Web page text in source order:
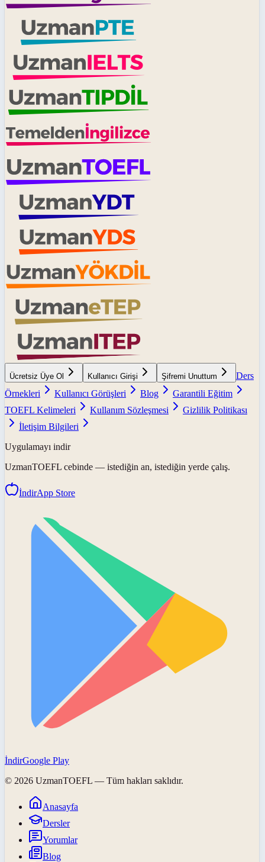
Ücretsiz Üye Ol Kullanıcı Girişi Şifremi Unuttum
Ders
Örnekleri
Kullanıcı Görüşleri Blog
Garantili Eğitim
TOEFL Kelimeleri
Kullanım Sözleşmesi
Gizlilik Politikası
İletişim Bilgileri
Uygulamayı indir
UzmanTOEFL cebinde — istediğin an, istediğin yerde çalış.
İndirApp Store
İndirGoogle Play
© 2026 UzmanTOEFL — Tüm hakları saklıdır.
Anasayfa
Dersler
Yorumlar
Blog